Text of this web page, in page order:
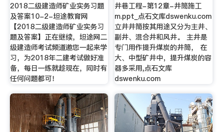
2018二级建造师矿业实务习题
及答案10-2-坦途教育网
【2018二级建造师矿业实务习
题及答案】正在继续，坦途网二
级建造师考试频道邀您一起来学
习，为2018年二建考试做好准
备，每日一练就趁现在，同时有
任何问题都可！
井巷工程-第12章-井筒施工
m.ppt_点石文库dswenku.com
立井井筒按其用途又分为主井、
副井、混合井和风井。 主井是
专门用作提升煤炭的井筒， 在
大、中型矿井中，提升煤炭的容
器多采用,点石文库
dswenku.com